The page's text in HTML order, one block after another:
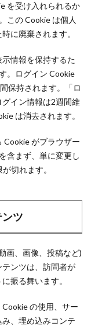
を受け入れられるか
この Cookie は個人
に廃棄されます。
情報を保持するた
。ログイン Cookie
保持されます。「ロ
イン情報は2週間維
は消去されます。
Cookie がブラウザー
含まず、単に変更し
切れます。
ツ
画、画像、投稿など)
ンツは、訪問者が
振る舞います。
の使用、サー
、埋め込みコンテ